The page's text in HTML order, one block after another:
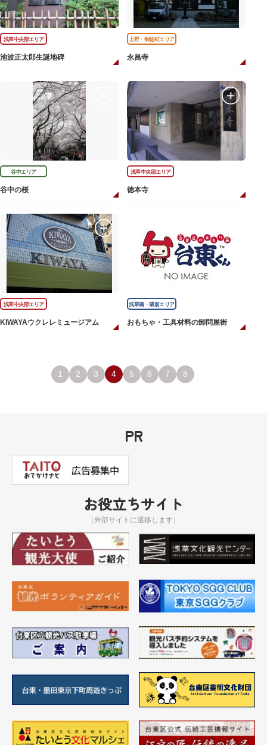
浅草中央部エリア
池波正太郎生誕地碑
上野・御徒町エリア
永昌寺
谷中エリア
谷中の桜
浅草中央部エリア
徳本寺
浅草中央部エリア
KIWAYAウクレレミュージアム
浅草橋・蔵前エリア
おもちゃ・工具材料の卸問屋街
1 2 3 4 5 6 7 8
PR
お役立ちサイト
（外部サイトに遷移します）